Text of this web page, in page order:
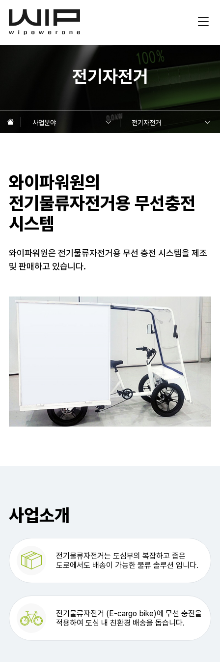
전기자전거
홈으로 사업분야 전기자전거
와이파워원의
전기물류자전거용 무선충전
시스템
와이파워원은 전기물류자전거용 무선 충전 시스템을 제조
및 판매하고 있습니다.
사업소개
전기물류자전거는 도심부의 복잡하고 좁은
도로에서도 배송이 가능한 물류 솔루션 입니다.
전기물류자전거 (E-cargo bike)에 무선 충전을
적용하여 도심 내 친환경 배송을 돕습니다.